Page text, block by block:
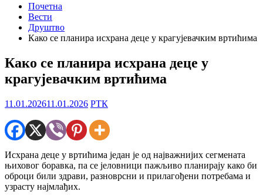
Почетна
Вести
Друштво
Како се планира исхрана деце у крагујевачким вртићима
Како се планира исхрана деце у
крагујевачким вртићима
11.01.202611.01.2026 РТК
Исхрана деце у вртићима један је од најважнијих сегмената
њиховог боравка, па се јеловници пажљиво планирају како би
оброци били здрави, разноврсни и прилагођени потребама и
узрасту најмлађих.